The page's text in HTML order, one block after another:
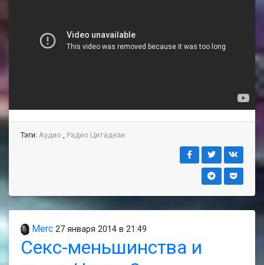
Тэги: Аудио , Радио Цитадели
Merc 27 января 2014 в 21:49
Секс-меньшинства и